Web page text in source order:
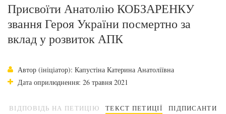
Присвоїти Анатолію КОБЗАРЕНКУ
звання Героя України посмертно за
вклад у розвиток АПК
Автор (ініціатор): Капустіна Катерина Анатоліївна
Дата оприлюднення: 26 травня 2021
ВІДПОВІДЬ НА ПЕТИЦІЮ ТЕКСТ ПЕТИЦІЇ ПІДПИСАНТИ